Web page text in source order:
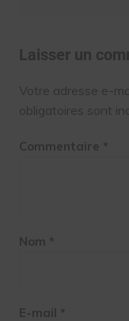
Laisser un
Votre adresse e-
obligatoires sont
Commentaire *
Nom *
E-mail *